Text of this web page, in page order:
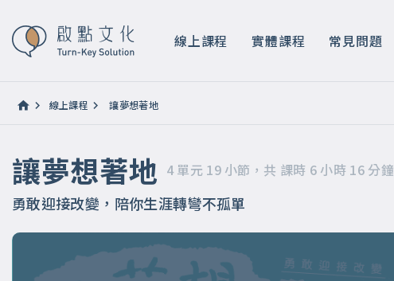
線上課程 實體課程 常見問題
4 單元 19 小節，共 課時 6 小時 16 分鐘
線上課程 讓夢想著地
讓夢想著地 4 單元 19 小節，共 課時 6 小時 16 分鐘
勇敢迎接改變，陪你生涯轉彎不孤單